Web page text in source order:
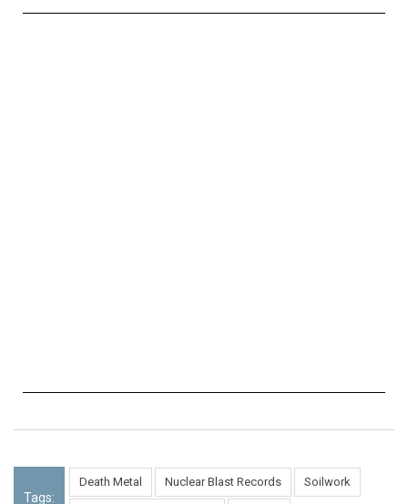
Tags:
Death Metal Nuclear Blast Records Soilwork